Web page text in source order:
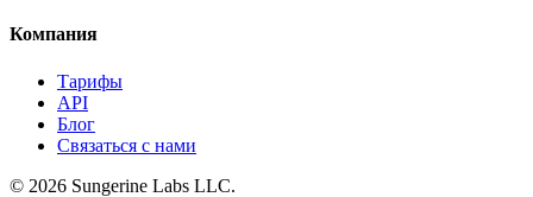
Компания
Тарифы
API
Блог
Связаться с нами
© 2026 Sungerine Labs LLC.